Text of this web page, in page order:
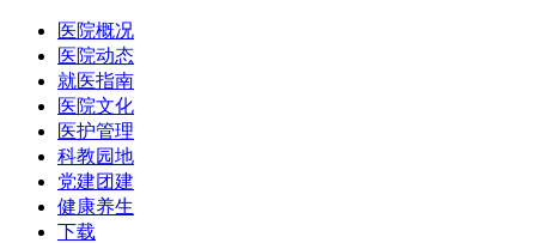
医院概况
医院动态
就医指南
医院文化
医护管理
科教园地
党建团建
健康养生
下载